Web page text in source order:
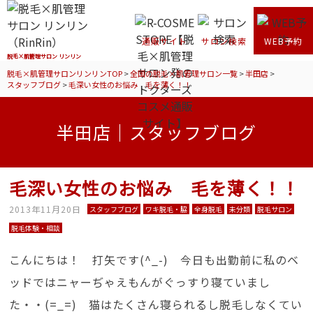
脱毛×肌管理サロン リンリン
通販サイト サロン検索 WEB予約
脱毛×肌管理サロンリンリンTOP>全国の脱毛×肌管理サロン一覧>半田店>
スタッフブログ>毛深い女性のお悩み 毛を薄く！！
半田店｜スタッフブログ
毛深い女性のお悩み 毛を薄く！！
2013年11月20日 スタッフブログ ワキ脱毛・脇 全身脱毛 未分類
脱毛サロン
脱毛体験・相談
こんにちは！ 打矢です(^_-) 今日も出勤前に私のベ
ッドではニャーぢゃえもんがぐっすり寝ていまし
た・・(=_=) 猫はたくさん寝られるし脱毛しなくてい